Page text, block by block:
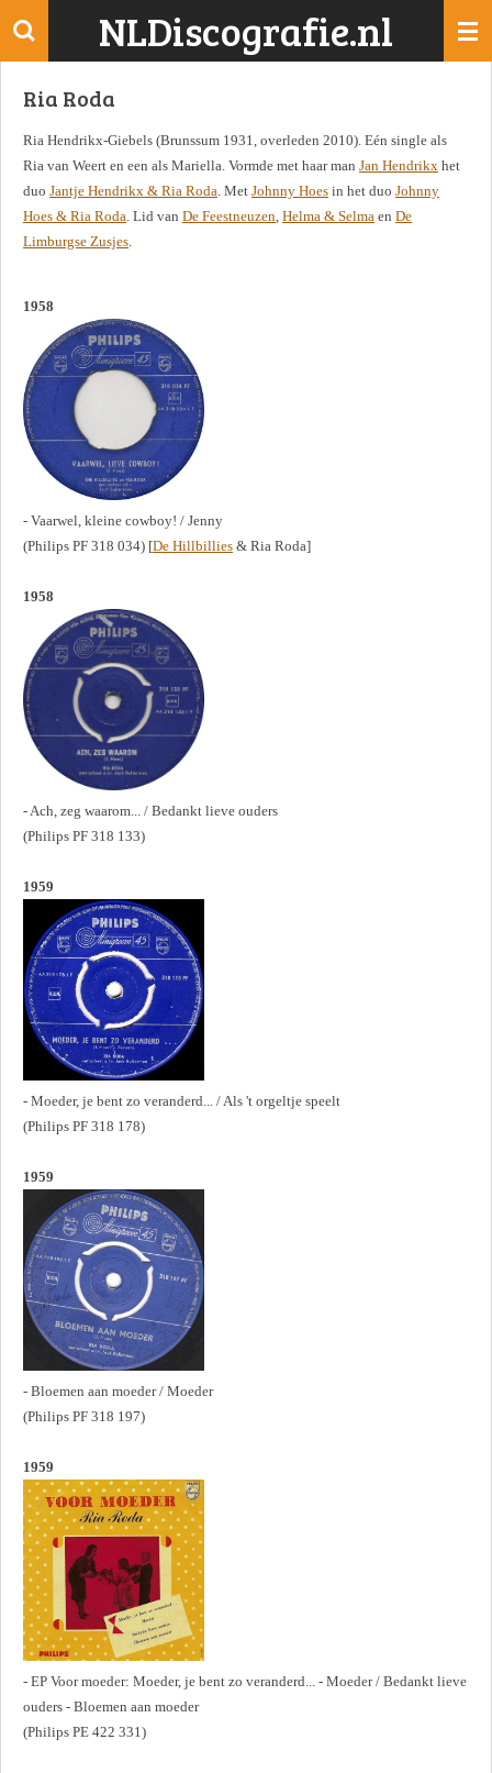
Ga
de
NLDiscografie.nl
Ria Roda
Ria Hendrikx-Giebels (Brunssum 1931, overleden 2010). Eén single als
Ria van Weert en een als Mariella. Vormde met haar man Jan Hendrikx het
duo Jantje Hendrikx & Ria Roda. Met Johnny Hoes in het duo Johnny
Hoes & Ria Roda. Lid van De Feestneuzen, Helma & Selma en De
Limburgse Zusjes.
1958
- Vaarwel, kleine cowboy! / Jenny
(Philips PF 318 034) [De Hillbillies & Ria Roda]
1958
- Ach, zeg waarom... / Bedankt lieve ouders
(Philips PF 318 133)
1959
- Moeder, je bent zo veranderd... / Als 't orgeltje speelt
(Philips PF 318 178)
1959
- Bloemen aan moeder / Moeder
(Philips PF 318 197)
1959
- EP Voor moeder: Moeder, je bent zo veranderd... - Moeder / Bedankt lieve
ouders - Bloemen aan moeder
(Philips PE 422 331)